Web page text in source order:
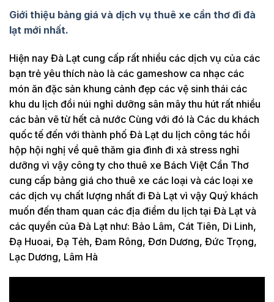
Giới thiệu bảng giá và dịch vụ thuê xe cần thơ đi đà
lạt mới nhất.
Hiện nay Đà Lạt cung cấp rất nhiều các dịch vụ của các
bạn trẻ yêu thích nào là các gameshow ca nhạc các
món ăn đặc sản khung cảnh đẹp các vệ sinh thái các
khu du lịch đồi núi nghỉ dưỡng sân mây thu hút rất nhiều
các bản vẽ từ hết cả nước Cùng với đó là Các du khách
quốc tế đến với thành phố Đà Lạt du lịch công tác hồi
hộp hội nghị về quê thăm gia đình đi xả stress nghỉ
dưỡng vì vậy công ty cho thuê xe Bách Việt Cần Thơ
cung cấp bảng giá cho thuê xe các loại và các loại xe
các dịch vụ chất lượng nhất đi Đà Lạt vì vậy Quý khách
muốn đến tham quan các địa điểm du lịch tại Đà Lạt và
các quyền của Đà Lạt như: Bảo Lâm, Cát Tiên, Di Linh,
Đạ Huoai, Đạ Tẻh, Đam Rông, Đơn Dương, Đức Trọng,
Lạc Dương, Lâm Hà